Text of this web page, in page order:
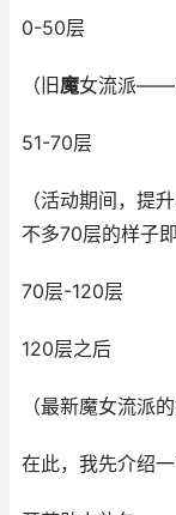
0-50层
（旧魔女流派——
51-70层
（活动期间，提
不多70层的样子
70层-120层
120层之后
（最新魔女流派
在此，我先介绍